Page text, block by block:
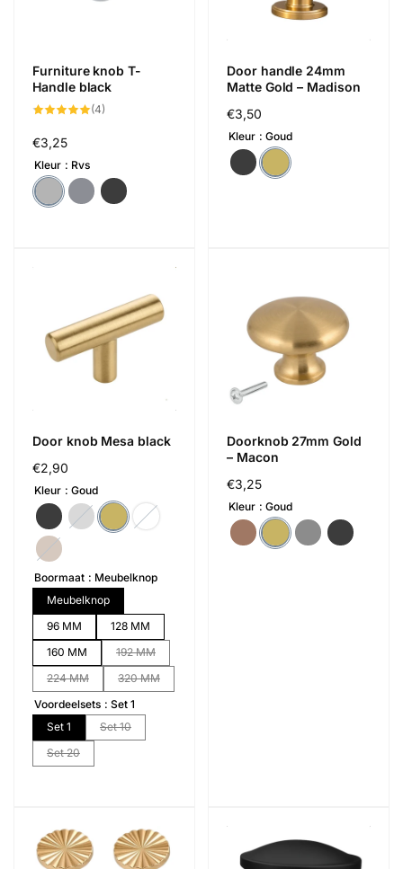
Furniture knob T-
Handle black
(4)
Regular
price
€3,25
Kleur Rvs
Door handle 24mm
Matte Gold – Madison
Regular
price
€3,50
Kleur Goud
Door knob Mesa black
Regular
price
€2,90
Kleur Goud
Boormaat
Meubelknop
Meubelknop
96 MM
128 MM
160 MM
192 MM
224 MM
320 MM
Voordeelsets
Set 1
Set 1
Set 10
Set 20
Doorknob 27mm Gold
– Macon
Regular
price
€3,25
Kleur Goud